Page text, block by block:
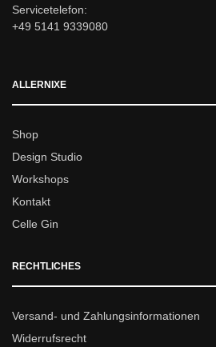
Servicetelefon:
+49 5141 9339080
ALLERNIXE
Shop
Design Studio
Workshops
Kontakt
Celle Gin
RECHTLICHES
Versand- und Zahlungsinformationen
Widerrufsrecht